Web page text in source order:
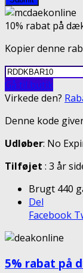
10% rabat på
Kopier denne
Gå til butik
Virkede den?
Denne kode
Udløber: No
Tilføjet : 3 år
Brugt 440
Del
Facebook
5% rabat på